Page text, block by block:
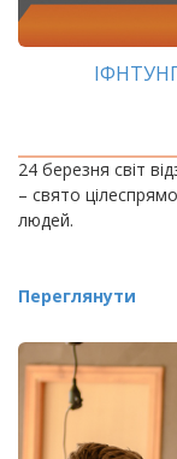
24 березня світ
– свято
людей.
Переглянути